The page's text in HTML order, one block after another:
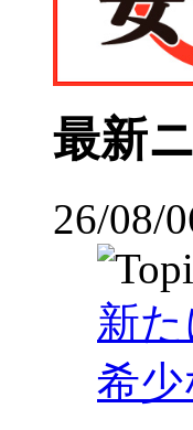
最新
26/08/
新
希